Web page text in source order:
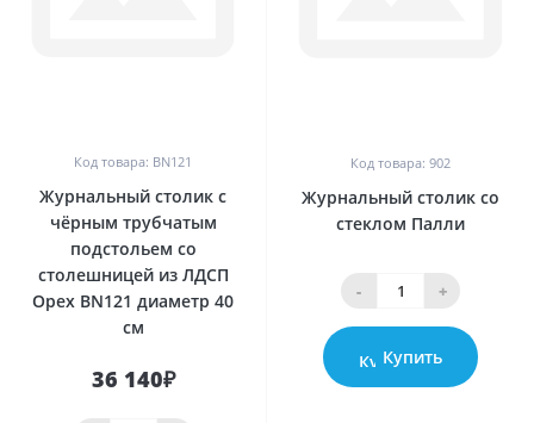
Код товара: BN121
Журнальный столик с
чёрным трубчатым
подстольем со
столешницей из ЛДСП
Орех BN121 диаметр 40
см
36 140₽
Код товара: 902
Журнальный столик со
стеклом Палли
- +
Купить